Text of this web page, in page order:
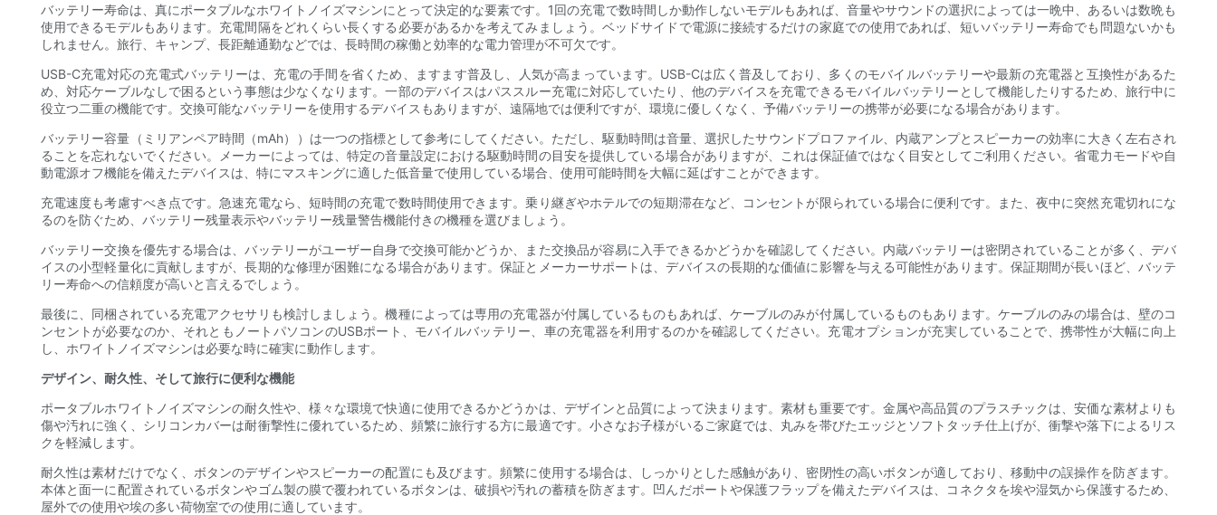
バッテリー寿命は、真にポータブルなホワイトノイズマシンにとって決定的な要素です。1回の充電で数時間しか動作しないモデルもあれば、音量やサウンドの選択によっては一晩中、あるいは数晩も
使用できるモデルもあります。充電間隔をどれくらい長くする必要があるかを考えてみましょう。ベッドサイドで電源に接続するだけの家庭での使用であれば、短いバッテリー寿命でも問題ないかも
しれません。旅行、キャンプ、長距離通勤などでは、長時間の稼働と効率的な電力管理が不可欠です。
USB-C充電対応の充電式バッテリーは、充電の手間を省くため、ますます普及し、人気が高まっています。USB-Cは広く普及しており、多くのモバイルバッテリーや最新の充電器と互換性があるた
め、対応ケーブルなしで困るという事態は少なくなります。一部のデバイスはパススルー充電に対応していたり​​、他のデバイスを充電できるモバイルバッテリーとして機能したりするため、旅行中に
役立つ二重の機能です。交換可能なバッテリーを使用するデバイスもありますが、遠隔地では便利ですが、環境に優しくなく、予備バッテリーの携帯が必要になる場合があります。
バッテリー容量（ミリアンペア時間（mAh））は一つの指標として参考にしてください。ただし、駆動時間は音量、選択したサウンドプロファイル、内蔵アンプとスピーカーの効率に大きく左右され
ることを忘れないでください。メーカーによっては、特定の音量設定における駆動時間の目安を提供している場合がありますが、これは保証値ではなく目安としてご利用ください。省電力モードや自
動電源オフ機能を備えたデバイスは、特にマスキングに適した低音量で使用している場合、使用可能時間を大幅に延ばすことができます。
充電速度も考慮すべき点です。急速充電なら、短時間の充電で数時間使用できます。乗り継ぎやホテルでの短期滞在など、コンセントが限られている場合に便利です。また、夜中に突然充電切れにな
るのを防ぐため、バッテリー残量表示やバッテリー残量警告機能付きの機種を選びましょう。
バッテリー交換を優先する場合は、バッテリーがユーザー自身で交換可能かどうか、また交換品が容易に入手できるかどうかを確認してください。内蔵バッテリーは密閉されていることが多く、デバ
イスの小型軽量化に貢献しますが、長期的な修理が困難になる場合があります。保証とメーカーサポートは、デバイスの長期的な価値に影響を与える可能性があります。保証期間が長いほど、バッテ
リー寿命への信頼度が高いと言えるでしょう。
最後に、同梱されている充電アクセサリも検討しましょう。機種によっては専用の充電器が付属しているものもあれば、ケーブルのみが付属しているものもあります。ケーブルのみの場合は、壁のコ
ンセントが必要なのか、それともノートパソコンのUSBポート、モバイルバッテリー、車の充電器を利用するのかを確認してください。充電オプションが充実していることで、携帯性が大幅に向上
し、ホワイトノイズマシンは必要な時に確実に動作します。
デザイン、耐久性、そして旅行に便利な機能
ポータブルホワイトノイズマシンの耐久性や、様々な環境で快適に使用できるかどうかは、デザインと品質によって決まります。素材も重要です。金属や高品質のプラスチックは、安価な素材よりも
傷や汚れに強く、シリコンカバーは耐衝撃性に優れているため、頻繁に旅行する方に最適です。小さなお子様がいるご家庭では、丸みを帯びたエッジとソフトタッチ仕上げが、衝撃や落下によるリス
クを軽減します。
耐久性は素材だけでなく、ボタンのデザインやスピーカーの配置にも及びます。頻繁に使用する場合は、しっかりとした感触があり、密閉性の高いボタンが適しており、移動中の誤操作を防ぎます。
本体と面一に配置されているボタンやゴム製の膜で覆われているボタンは、破損や汚れの蓄積を防ぎます。凹んだポートや保護フラップを備えたデバイスは、コネクタを埃や湿気から保護するため、
屋外での使用や埃の多い荷物室での使用に適しています。